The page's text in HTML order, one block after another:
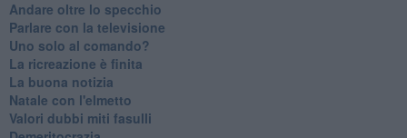
Andare oltre lo specchio
Parlare con la televisione
Uno solo al comando?
La ricreazione è finita
La buona notizia
Natale con l'elmetto
Valori dubbi miti fasulli